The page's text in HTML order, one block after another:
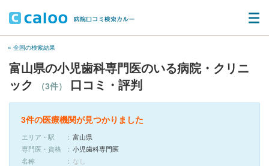
« 全国の検索結果
富山県の小児歯科専門医のいる病院・クリニ
ック
（3件） 口コミ・評判
3件の医療機関が見つかりました
エリア・駅
富山県
専門医・資格
小児歯科専門医
名称
なし